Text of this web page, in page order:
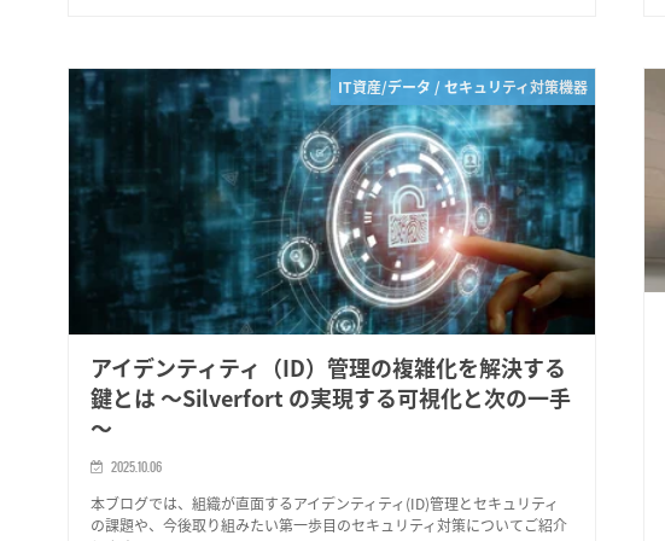
IT資産/データ / セキュリティ対策機器
アイデンティティ（ID）管理の複雑化を解決する
鍵とは ～Silverfort の実現する可視化と次の一手
～
2025.10.06
本ブログでは、組織が直面するアイデンティティ(ID)管理とセキュリティ
の課題や、今後取り組みたい第一歩目のセキュリティ対策についてご紹介